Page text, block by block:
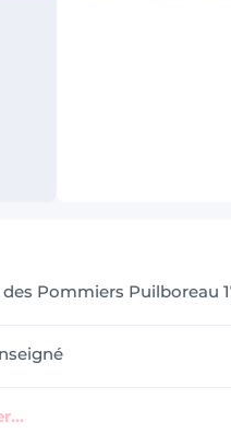
des Pommiers Puilboreau